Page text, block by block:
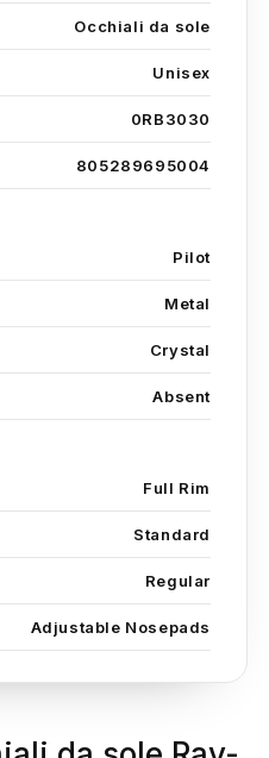
Occhiali da sole
Unisex
0RB3030
805289695004
Pilot
Metal
Crystal
Absent
Full Rim
Standard
Regular
Adjustable Nosepads